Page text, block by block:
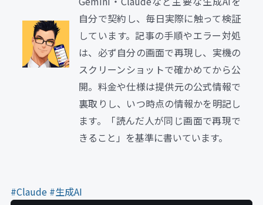
自分で契約し、毎日実際に触って検証
しています。記事の手順やエラー対処
は、必ず自分の画面で再現し、実機の
スクリーンショットで確かめてから公
開。料金や仕様は提供元の公式情報で
裏取りし、いつ時点の情報かを明記し
ます。「読んだ人が同じ画面で再現で
きること」を基準に書いています。
#Claude #生成AI